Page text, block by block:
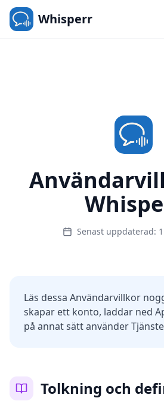
Whisperr
Senast uppdaterad:
Läs dessa Användarvillkor
skapar ett konto, laddar ned
på annat sätt använder
Tolkning och